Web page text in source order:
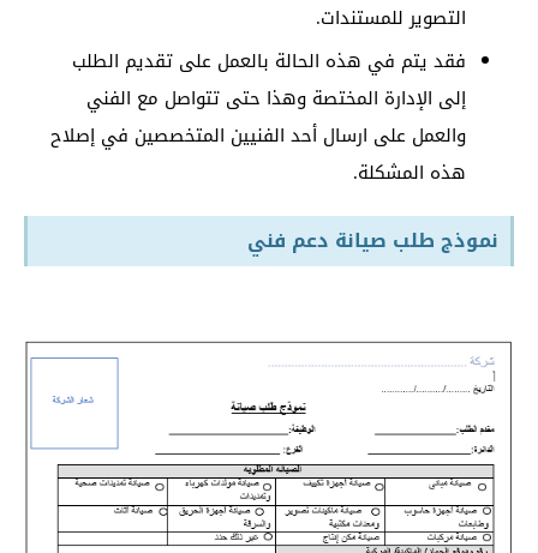
التصوير للمستندات.
فقد يتم في هذه الحالة بالعمل على تقديم الطلب
إلى الإدارة المختصة وهذا حتى تتواصل مع الفني
والعمل على ارسال أحد الفنيين المتخصصين في إصلاح
هذه المشكلة.
نموذج طلب صيانة دعم فني